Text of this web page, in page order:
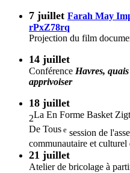
7 juillet Farah May
rPxZ78rq
Projection du film
14 juillet
Conférence Havres,
apprivoiser
18 juillet
2La En Forme Basket
De Tous e session de
communautaire et
21 juillet
Atelier de bricolage à